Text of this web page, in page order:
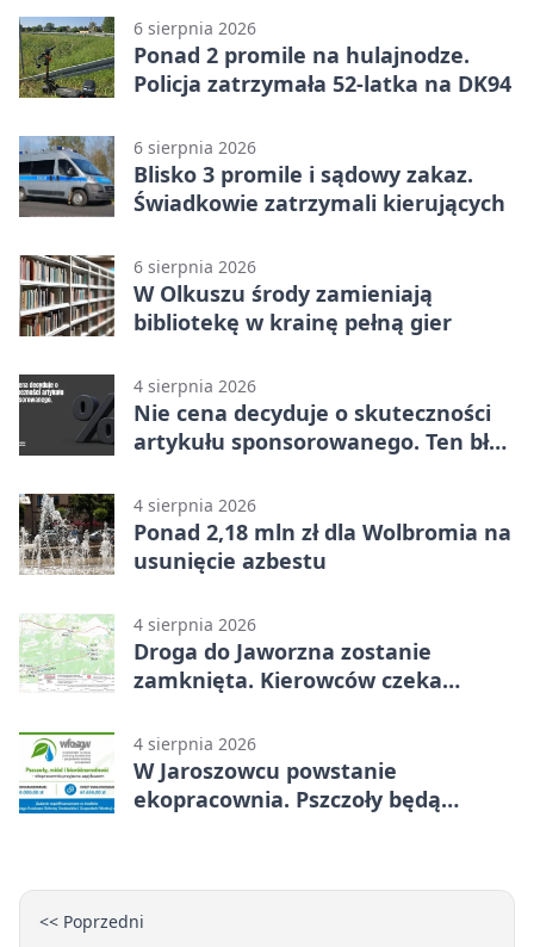
6 sierpnia 2026
Ponad 2 promile na hulajnodze.
Policja zatrzymała 52-latka na DK94
6 sierpnia 2026
Blisko 3 promile i sądowy zakaz.
Świadkowie zatrzymali kierujących
6 sierpnia 2026
W Olkuszu środy zamieniają
bibliotekę w krainę pełną gier
4 sierpnia 2026
Nie cena decyduje o skuteczności
artykułu sponsorowanego. Ten błąd
4 sierpnia 2026
Ponad 2,18 mln zł dla Wolbromia na
usunięcie azbestu
4 sierpnia 2026
Droga do Jaworzna zostanie
zamknięta. Kierowców czeka
4 sierpnia 2026
W Jaroszowcu powstanie
ekopracownia. Pszczoły będą
<< Poprzedni